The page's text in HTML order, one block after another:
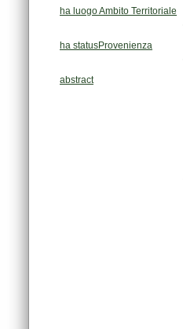
ha luogo Ambito Territoriale
ha statusProvenienza
abstract